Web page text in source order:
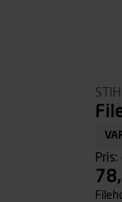
STIHL
Pris: